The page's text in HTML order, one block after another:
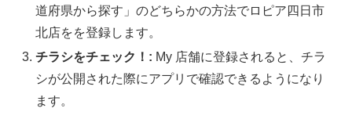
道府県から探す」のどちらかの方法でロピア四日市
北店をを登録します。
チラシをチェック！: My 店舗に登録されると、チラ
シが公開された際にアプリで確認できるようになり
ます。